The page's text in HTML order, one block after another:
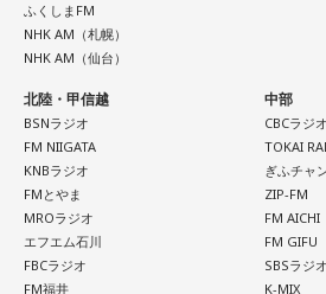
【9位】魚座（うお座）
あなたの心が落ち着く場所を求めてく
好きだった食べ物を食べたり、思い出
りするのも良いでしょう。あなたの心
いきましょう。
【10位】牡牛座（おうし座）
あなたの隠れた才能に気づく日です。
かも。（でもラジオでリアルタイムの
のがネック）
ヒットした昼の連続ドラマ。全60話の
昔のドラマの配信は老後の楽しみにな
ふくしまFM
NHK AM（札幌）
NHK AM（仙台）
北陸・甲信越
BSNラジオ
FM NIIGATA
KNBラジオ
FMとやま
MROラジオ
エフエム石川
FBCラジオ
FM福井
中部
CBCラジオ
TOKAI
ぎふチャ
ZIP-FM
FM AICHI
FM GIFU
SBSラジオ
K-MIX